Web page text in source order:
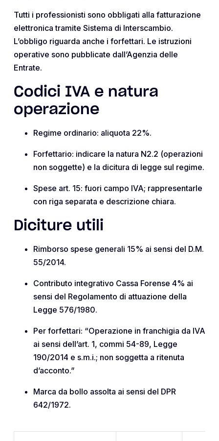
Tutti i professionisti sono obbligati alla fatturazione
elettronica tramite Sistema di Interscambio.
L’obbligo riguarda anche i forfettari. Le istruzioni
operative sono pubblicate dall’Agenzia delle
Entrate.
Codici IVA e natura
operazione
Regime ordinario: aliquota 22%.
Forfettario: indicare la natura N2.2 (operazioni
non soggette) e la dicitura di legge sul regime.
Spese art. 15: fuori campo IVA; rappresentarle
con riga separata e descrizione chiara.
Diciture utili
Rimborso spese generali 15% ai sensi del D.M.
55/2014.
Contributo integrativo Cassa Forense 4% ai
sensi del Regolamento di attuazione della
Legge 576/1980.
Per forfettari: “Operazione in franchigia da IVA
ai sensi dell’art. 1, commi 54-89, Legge
190/2014 e s.m.i.; non soggetta a ritenuta
d’acconto.”
Marca da bollo assolta ai sensi del DPR
642/1972.